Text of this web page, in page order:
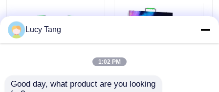
Neem contact met ons op
Vraag een offerte
Lucy Tang
1:02 PM
Good day, what product are you looking